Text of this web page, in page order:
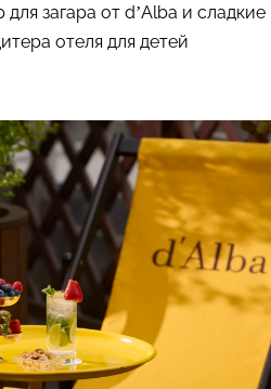
загара от d’Alba и сладкие
отеля для детей